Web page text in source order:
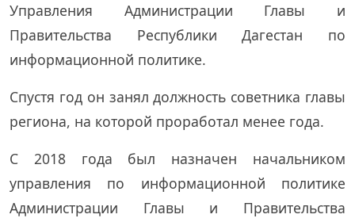
Управления Администрации Главы и
Правительства Республики Дагестан по
информационной политике.
Спустя год он занял должность советника главы
региона, на которой проработал менее года.
С 2018 года был назначен начальником
управления по информационной политике
Администрации Главы и Правительства